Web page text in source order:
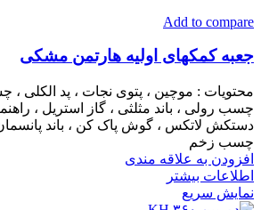
Add to compare
جعبه کمکهای اولیه هارتمن مشکی
محتویات : موچین ، پتوی نجات ، پد الکلی
چسب رولی ، باند مثلثی ، گاز استریل ،
دستکش لاتکس ، گوش پاک کن ، باند
چسب زخم
افزودن به علاقه مندی
اطلاعات بیشتر
نمایش سریع